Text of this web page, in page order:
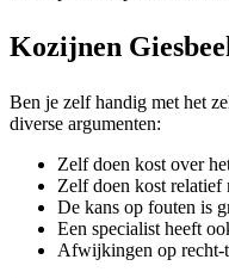
Kozijnen
Ben je zelf handig met het
diverse argumenten:
Zelf doen kost over
Zelf doen kost relatief
De kans op fouten is
Een specialist heeft
Afwijkingen op recht-